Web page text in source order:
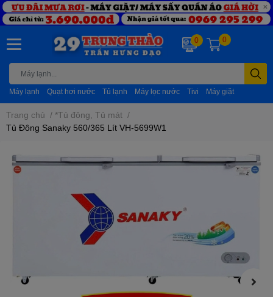
Máy lạnh Quạt hơi nước Tủ lạnh Máy lọc nước Tivi Máy giặt
0 0
Trang chủ / *Tủ đông, Tủ mát /
Tủ Đông Sanaky 560/365 Lít VH-5699W1